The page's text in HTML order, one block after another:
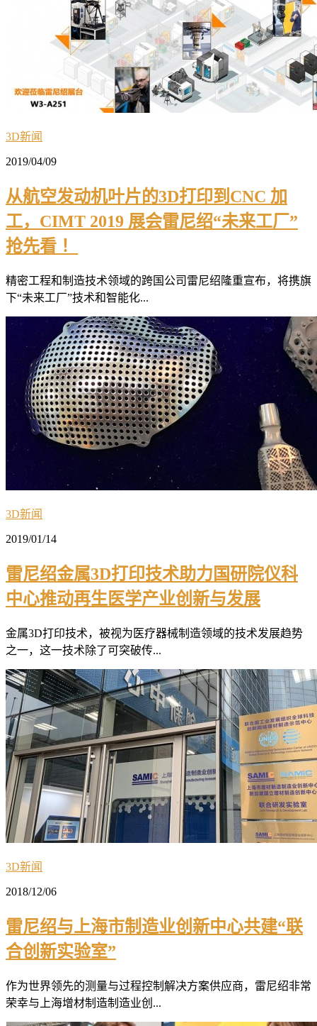
3D新闻
2019/04/09
从航空发动机叶片的3D打印到CNC 加
工，CIMT 2019 展会雷尼绍“未来工厂”
抢先看 ！
精密工程和制造技术领域的跨国公司雷尼绍隆重宣布，将携旗
下“未来工厂”技术和智能化...
3D新闻
2019/01/14
雷尼绍金属3D打印技术助力国研院仪科
中心推动再生医学产业创新与发展
金属3D打印技术，被视为医疗器械制造领域的技术发展趋势
之一，这一技术除了可突破传...
3D新闻
2018/12/06
雷尼绍与上海市制造业创新中心共建“联
合创新实验室”
作为世界领先的测量与过程控制解决方案供应商，雷尼绍非常
荣幸与上海增材制造制造业创...